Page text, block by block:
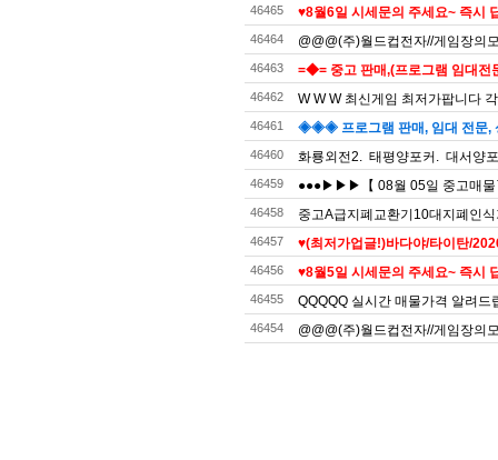
46465 ♥8월6일 시세문의 주세요~ 즉시
46464 @@@(주)월드컵전자//게임장의
46463 =◆= 중고 판매,(프로그램 임대전
46462 W W W 최신게임 최저가팝니다
46461 ◈◈◈ 프로그램 판매, 임대 전문,
46460 화룡외전2. 태평양포커. 대서양
46459 ●●●▶▶▶【 08월 05일 중고매
46458 중고A급지폐교환기10대지폐인
46457 ♥(최저가업글!)바다야/타이탄/
46456 ♥8월5일 시세문의 주세요~ 즉시
46455 QQQQQ 실시간 매물가격 알려
46454 @@@(주)월드컵전자//게임장의